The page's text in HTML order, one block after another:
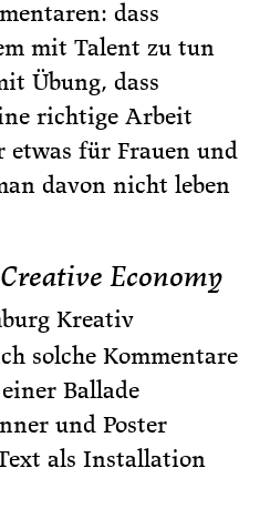
dass
mit Talent zu tun
Übung, dass
richtige Arbeit
etwas für Frauen und
davon nicht leben
Economy
Kreativ
solche Kommentare
Ballade
und Poster
als Installation